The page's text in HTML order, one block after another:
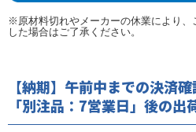
※原材料切れやメーカーの休業により、
した場合はご了承ください。
【納期】午前中までの決済
「別注品：7営業日」後の出